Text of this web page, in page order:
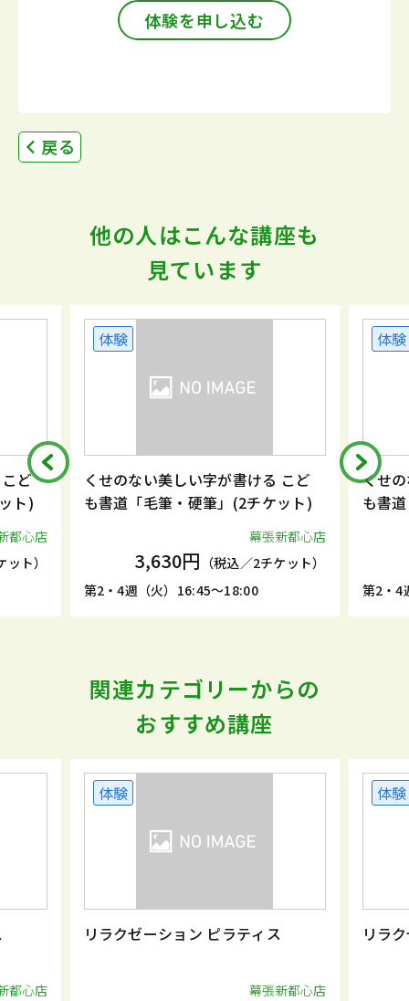
体験を申し込む
戻る
他の人はこんな講座も
見ています
ど
ト)
都心店
ト）
体験
くせのない美しい字が書ける こど
も書道「毛筆・硬筆」(2チケット)
幕張新都心店
3,630円 （税込／2チケット）
第2・4週（火）16:45～18:00
体験
くせ
も書
第2・4
関連カテゴリーからの
おすすめ講座
都心店
体験
リラクゼーション ピラティス
幕張新都心店
体験
リラ